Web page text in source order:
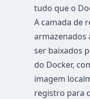
tudo que o
A camada de
armazenados
ser baixados
do Docker,
imagem
registro para